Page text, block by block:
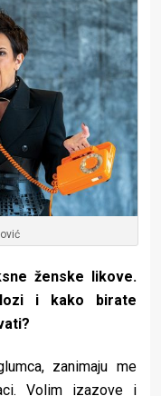
ženske likove.
i kako birate
zanimaju me
Volim izazove i